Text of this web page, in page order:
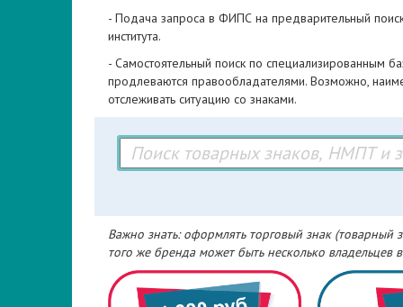
- Подача запроса в ФИПС на предварительный
института.
- Самостоятельный поиск по специализированным
продлеваются правообладателями. Возможно,
отслеживать ситуацию со знаками.
Важно знать: оформлять торговый знак
того же бренда может быть несколько владельцев